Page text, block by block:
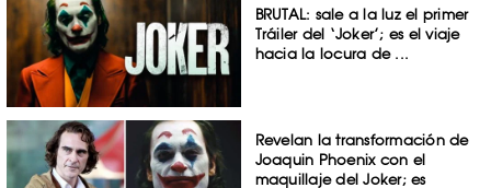
BRUTAL: sale a la luz el primer
Tráiler del ‘Joker’; es el viaje
hacia la locura de ...
Revelan la transformación de
Joaquin Phoenix con el
maquillaje del Joker; es